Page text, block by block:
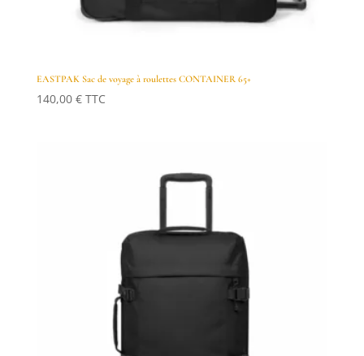
EASTPAK Sac de voyage à roulettes CONTAINER 65+
140,00 € TTC